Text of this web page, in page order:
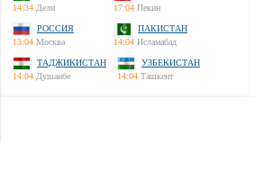
14:34 Дели
17:04 Пекин
РОССИЯ
13:04 Москва
ПАКИСТАН
14:04 Исламабад
ТАДЖИКИСТАН
14:04 Душанбе
УЗБЕКИСТАН
14:04 Ташкент